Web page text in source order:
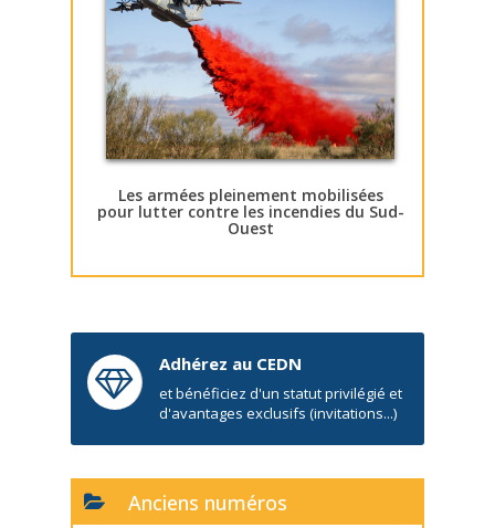
Les armées pleinement mobilisées
pour lutter contre les incendies du Sud-
Ouest
Adhérez au CEDN
et bénéficiez d'un statut privilégié et
d'avantages exclusifs (invitations...)
Anciens numéros